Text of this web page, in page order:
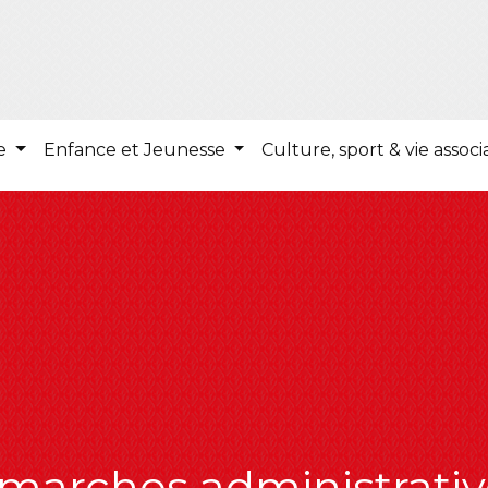
Enfance et Jeunesse Culture, sport & vie